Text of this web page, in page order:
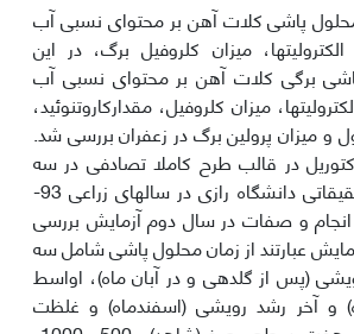
پاشی کلات آهن بر محتوای نسبی آب
میزان کلروفیل برگ، در این
برگی کلات آهن بر محتوای نسبی آب
میزان کلروفیل، مقدارکاروتنوئید،
و میزان پرولین برگ در زعفران بررسی شد.
در قالب طرح کاملا تصادفی در سه
تکرار و در مزرعه تحقیقاتی دانشگاه رازی در سال‏های زراعی 93-
1392 و 94-1393 انجام و صفات در سال دوم آزمایش بررسی
عبارتند از زمان محلول پاشی شامل سه
(پس از گلدهی و در آبان ماه)، اواسط
و آخر رشد رویشی (اسفند‏ماه) و غلظت